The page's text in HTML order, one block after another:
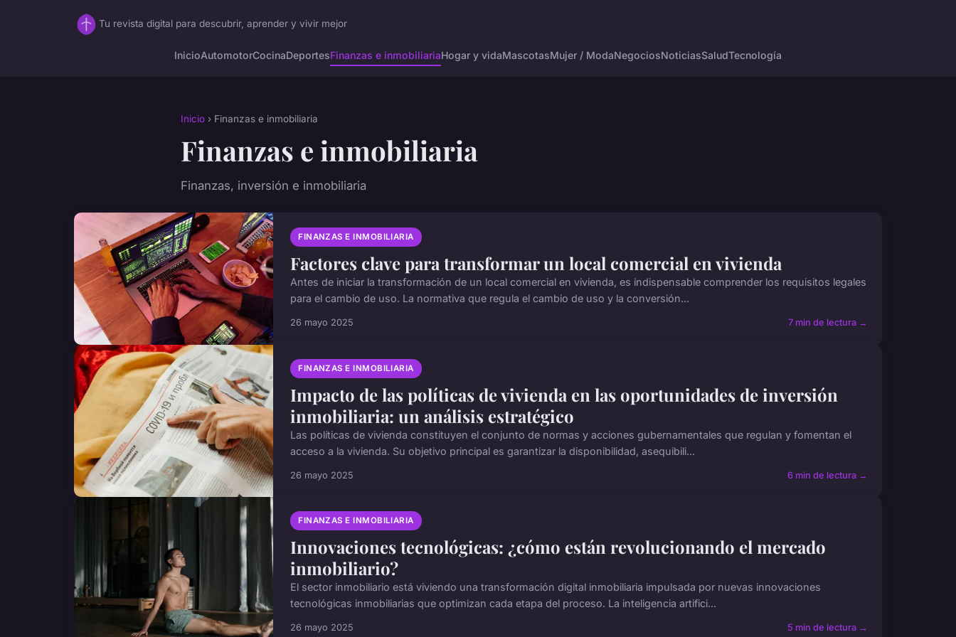
Tu revista digital para descubrir, aprender y vivir mejor
InicioAutomotorCocinaDeportesFinanzas e inmobiliariaHogar y vidaMascotasMujer / ModaNegociosNoticiasSaludTecnología
Inicio › Finanzas e inmobiliaria
Finanzas e inmobiliaria
Finanzas, inversión e inmobiliaria
FINANZAS E INMOBILIARIA
Factores clave para transformar un local comercial en vivienda
Antes de iniciar la transformación de un local comercial en vivienda, es indispensable comprender los requisitos legales
para el cambio de uso. La normativa que regula el cambio de uso y la conversión...
26 mayo 2025 7 min de lectura →
FINANZAS E INMOBILIARIA
Impacto de las políticas de vivienda en las oportunidades de inversión
inmobiliaria: un análisis estratégico
Las políticas de vivienda constituyen el conjunto de normas y acciones gubernamentales que regulan y fomentan el
acceso a la vivienda. Su objetivo principal es garantizar la disponibilidad, asequibili...
26 mayo 2025 6 min de lectura →
FINANZAS E INMOBILIARIA
Innovaciones tecnológicas: ¿cómo están revolucionando el mercado
inmobiliario?
El sector inmobiliario está viviendo una transformación digital inmobiliaria impulsada por nuevas innovaciones
tecnológicas inmobiliarias que optimizan cada etapa del proceso. La inteligencia artifici...
26 mayo 2025 5 min de lectura →